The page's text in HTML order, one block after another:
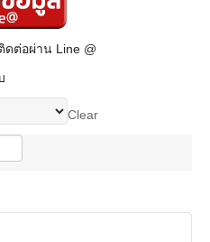
ดต่อผ่าน Line @
Clear